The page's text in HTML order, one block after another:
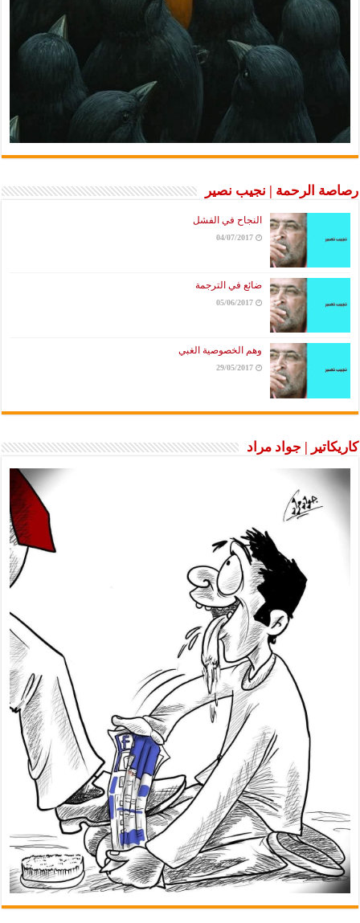
رصاصة الرحمة | نجيب نصير
النجاح في الفشل
04/07/2017
ضائع في الترجمة
05/06/2017
وهم الخصوصية الغبي
29/05/2017
كاريكاتير | جواد مراد